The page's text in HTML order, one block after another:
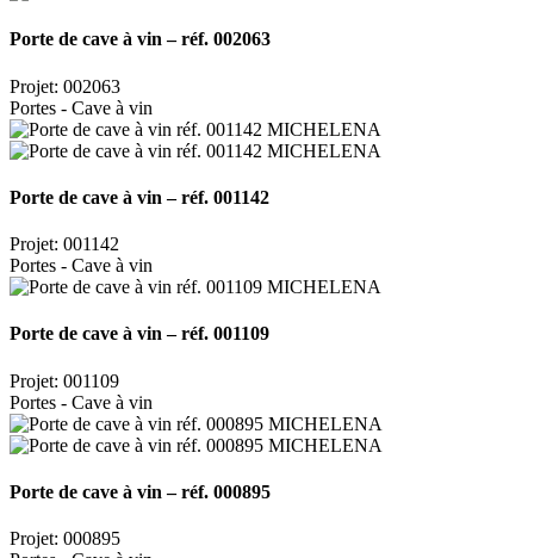
Porte de cave à vin – réf. 002063
Projet: 002063
Portes - Cave à vin
Porte de cave à vin – réf. 001142
Projet: 001142
Portes - Cave à vin
Porte de cave à vin – réf. 001109
Projet: 001109
Portes - Cave à vin
Porte de cave à vin – réf. 000895
Projet: 000895